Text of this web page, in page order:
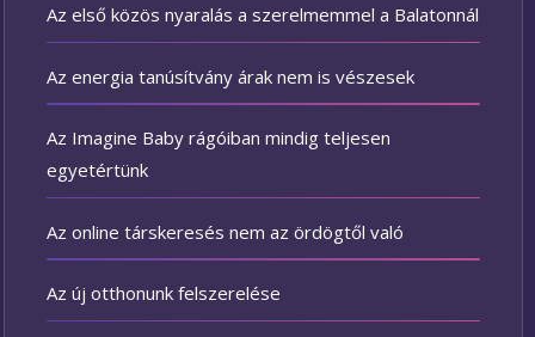
Az első közös nyaralás a szerelmemmel a Balatonnál
Az energia tanúsítvány árak nem is vészesek
Az Imagine Baby rágóiban mindig teljesen
egyetértünk
Az online társkeresés nem az ördögtől való
Az új otthonunk felszerelése